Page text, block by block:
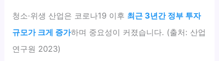
청소·위생 산업은 코로나19 이후 최근 3년간 정부 투자
규모가 크게 증가하며 중요성이 커졌습니다. (출처: 산업
연구원 2023)